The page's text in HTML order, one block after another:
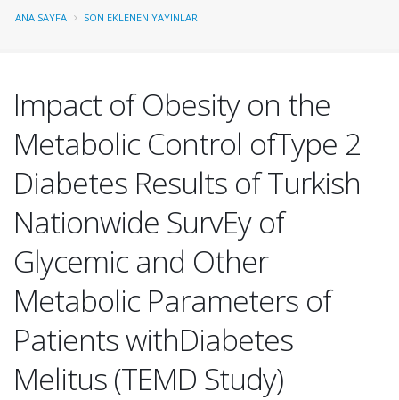
ANA SAYFA SON EKLENEN YAYINLAR
Impact of Obesity on the
Metabolic Control ofType 2
Diabetes Results of Turkish
Nationwide SurvEy of
Glycemic and Other
Metabolic Parameters of
Patients withDiabetes
Melitus (TEMD Study)